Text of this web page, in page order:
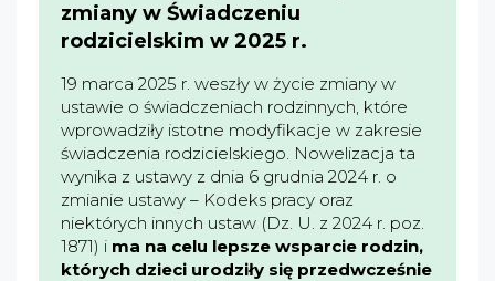
zmiany w Świadczeniu
rodzicielskim w 2025 r.
19 marca 2025 r. weszły w życie zmiany w
ustawie o świadczeniach rodzinnych, które
wprowadziły istotne modyfikacje w zakresie
świadczenia rodzicielskiego. Nowelizacja ta
wynika z ustawy z dnia 6 grudnia 2024 r. o
zmianie ustawy – Kodeks pracy oraz
niektórych innych ustaw (Dz. U. z 2024 r. poz.
1871) i ma na celu lepsze wsparcie rodzin,
których dzieci urodziły się przedwcześnie